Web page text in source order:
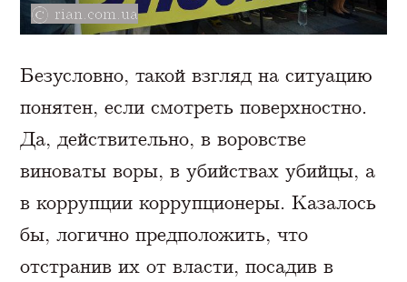
rian.com.ua
Безусловно, такой взгляд на ситуацию
понятен, если смотреть поверхностно.
Да, действительно, в воровстве
виноваты воры, в убийствах убийцы, а
в коррупции коррупционеры. Казалось
бы, логично предположить, что
отстранив их от власти, посадив в